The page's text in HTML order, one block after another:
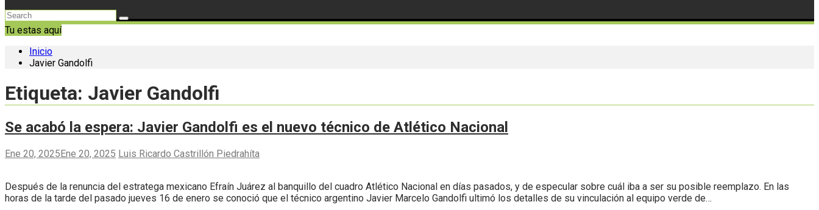
Tu estas aquí
Inicio
Javier Gandolfi
Etiqueta: Javier Gandolfi
Se acabó la espera: Javier Gandolfi es el nuevo técnico de Atlético Nacional
Ene 20, 2025Ene 20, 2025 Luis Ricardo Castrillón Piedrahíta
Después de la renuncia del estratega mexicano Efraín Juárez al banquillo del cuadro Atlético Nacional en días pasados, y de especular sobre cuál iba a ser su posible reemplazo. En las
horas de la tarde del pasado jueves 16 de enero se conoció que el técnico argentino Javier Marcelo Gandolfi ultimó los detalles de su vinculación al equipo verde de…